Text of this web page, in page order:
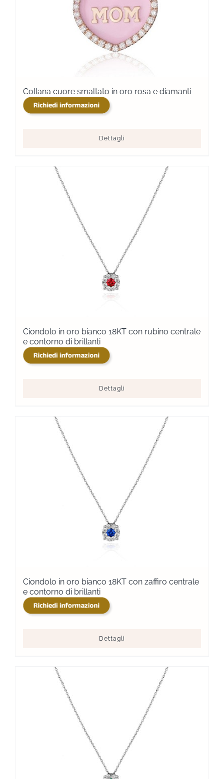
Collana cuore smaltato in oro rosa e diamanti
Dettagli
Ciondolo in oro bianco 18KT con rubino centrale
e contorno di brillanti
Dettagli
Ciondolo in oro bianco 18KT con zaffiro centrale
e contorno di brillanti
Dettagli